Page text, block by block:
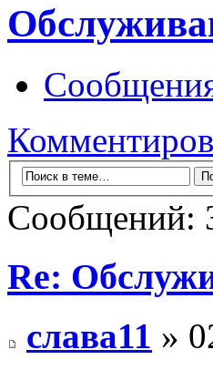
Сообщений:
Re:
слава11 »